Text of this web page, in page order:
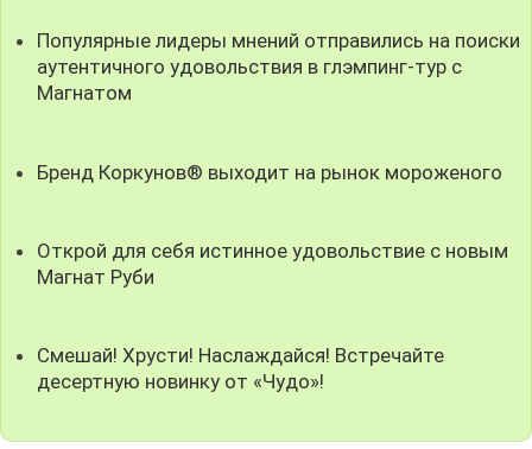
Популярные лидеры мнений отправились на поиски
аутентичного удовольствия в глэмпинг-тур с
Магнатом
Бренд Коркунов® выходит на рынок мороженого
Открой для себя истинное удовольствие с новым
Магнат Руби
Смешай! Хрусти! Наслаждайся! Встречайте
десертную новинку от «Чудо»!